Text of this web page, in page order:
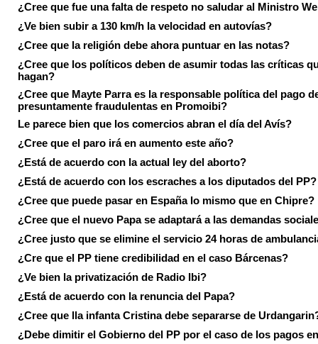
¿Cree que fue una falta de respeto no saludar al Ministro
¿Ve bien subir a 130 km/h la velocidad en autovías?
¿Cree que la religión debe ahora puntuar en las notas?
¿Cree que los políticos deben de asumir todas las críticas
hagan?
¿Cree que Mayte Parra es la responsable política del pago
presuntamente fraudulentas en Promoibi?
Le parece bien que los comercios abran el día del Avís?
¿Cree que el paro irá en aumento este año?
¿Está de acuerdo con la actual ley del aborto?
¿Está de acuerdo con los escraches a los diputados del PP?
¿Cree que puede pasar en España lo mismo que en Chipre?
¿Cree que el nuevo Papa se adaptará a las demandas
¿Cree justo que se elimine el servicio 24 horas de
¿Cre que el PP tiene credibilidad en el caso Bárcenas?
¿Ve bien la privatización de Radio Ibi?
¿Está de acuerdo con la renuncia del Papa?
¿Cree que lla infanta Cristina debe separarse de
¿Debe dimitir el Gobierno del PP por el caso de los pagos